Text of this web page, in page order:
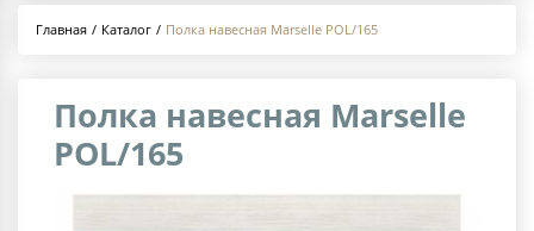
Главная Каталог Полка навесная Marselle POL/165
Полка навесная Marselle
POL/165